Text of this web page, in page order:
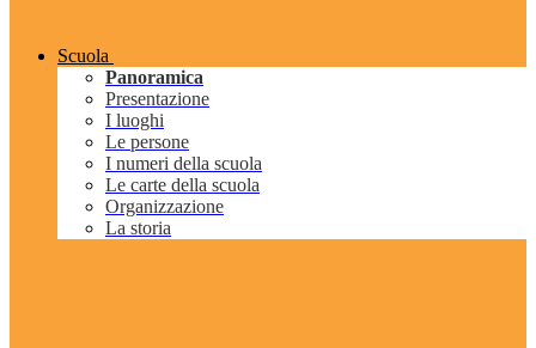
Scuola
Panoramica
Presentazione
I luoghi
Le persone
I numeri della scuola
Le carte della scuola
Organizzazione
La storia